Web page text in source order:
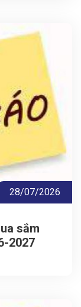
28/07/2026
sắm
2027